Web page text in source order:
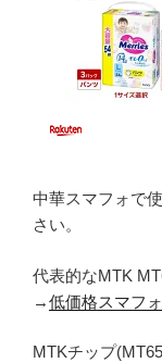
中華スマフォで
さい。
代表的なMTK
→低価格スマフ
MTKチップ